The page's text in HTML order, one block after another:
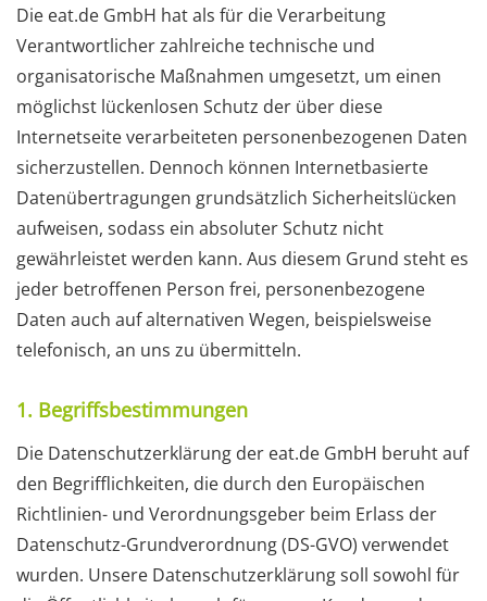
Die eat.de GmbH hat als für die Verarbeitung
Verantwortlicher zahlreiche technische und
organisatorische Maßnahmen umgesetzt, um einen
möglichst lückenlosen Schutz der über diese
Internetseite verarbeiteten personenbezogenen Daten
sicherzustellen. Dennoch können Internetbasierte
Datenübertragungen grundsätzlich Sicherheitslücken
aufweisen, sodass ein absoluter Schutz nicht
gewährleistet werden kann. Aus diesem Grund steht es
jeder betroffenen Person frei, personenbezogene
Daten auch auf alternativen Wegen, beispielsweise
telefonisch, an uns zu übermitteln.
1. Begriffsbestimmungen
Die Datenschutzerklärung der eat.de GmbH beruht auf
den Begrifflichkeiten, die durch den Europäischen
Richtlinien- und Verordnungsgeber beim Erlass der
Datenschutz-Grundverordnung (DS-GVO) verwendet
wurden. Unsere Datenschutzerklärung soll sowohl für